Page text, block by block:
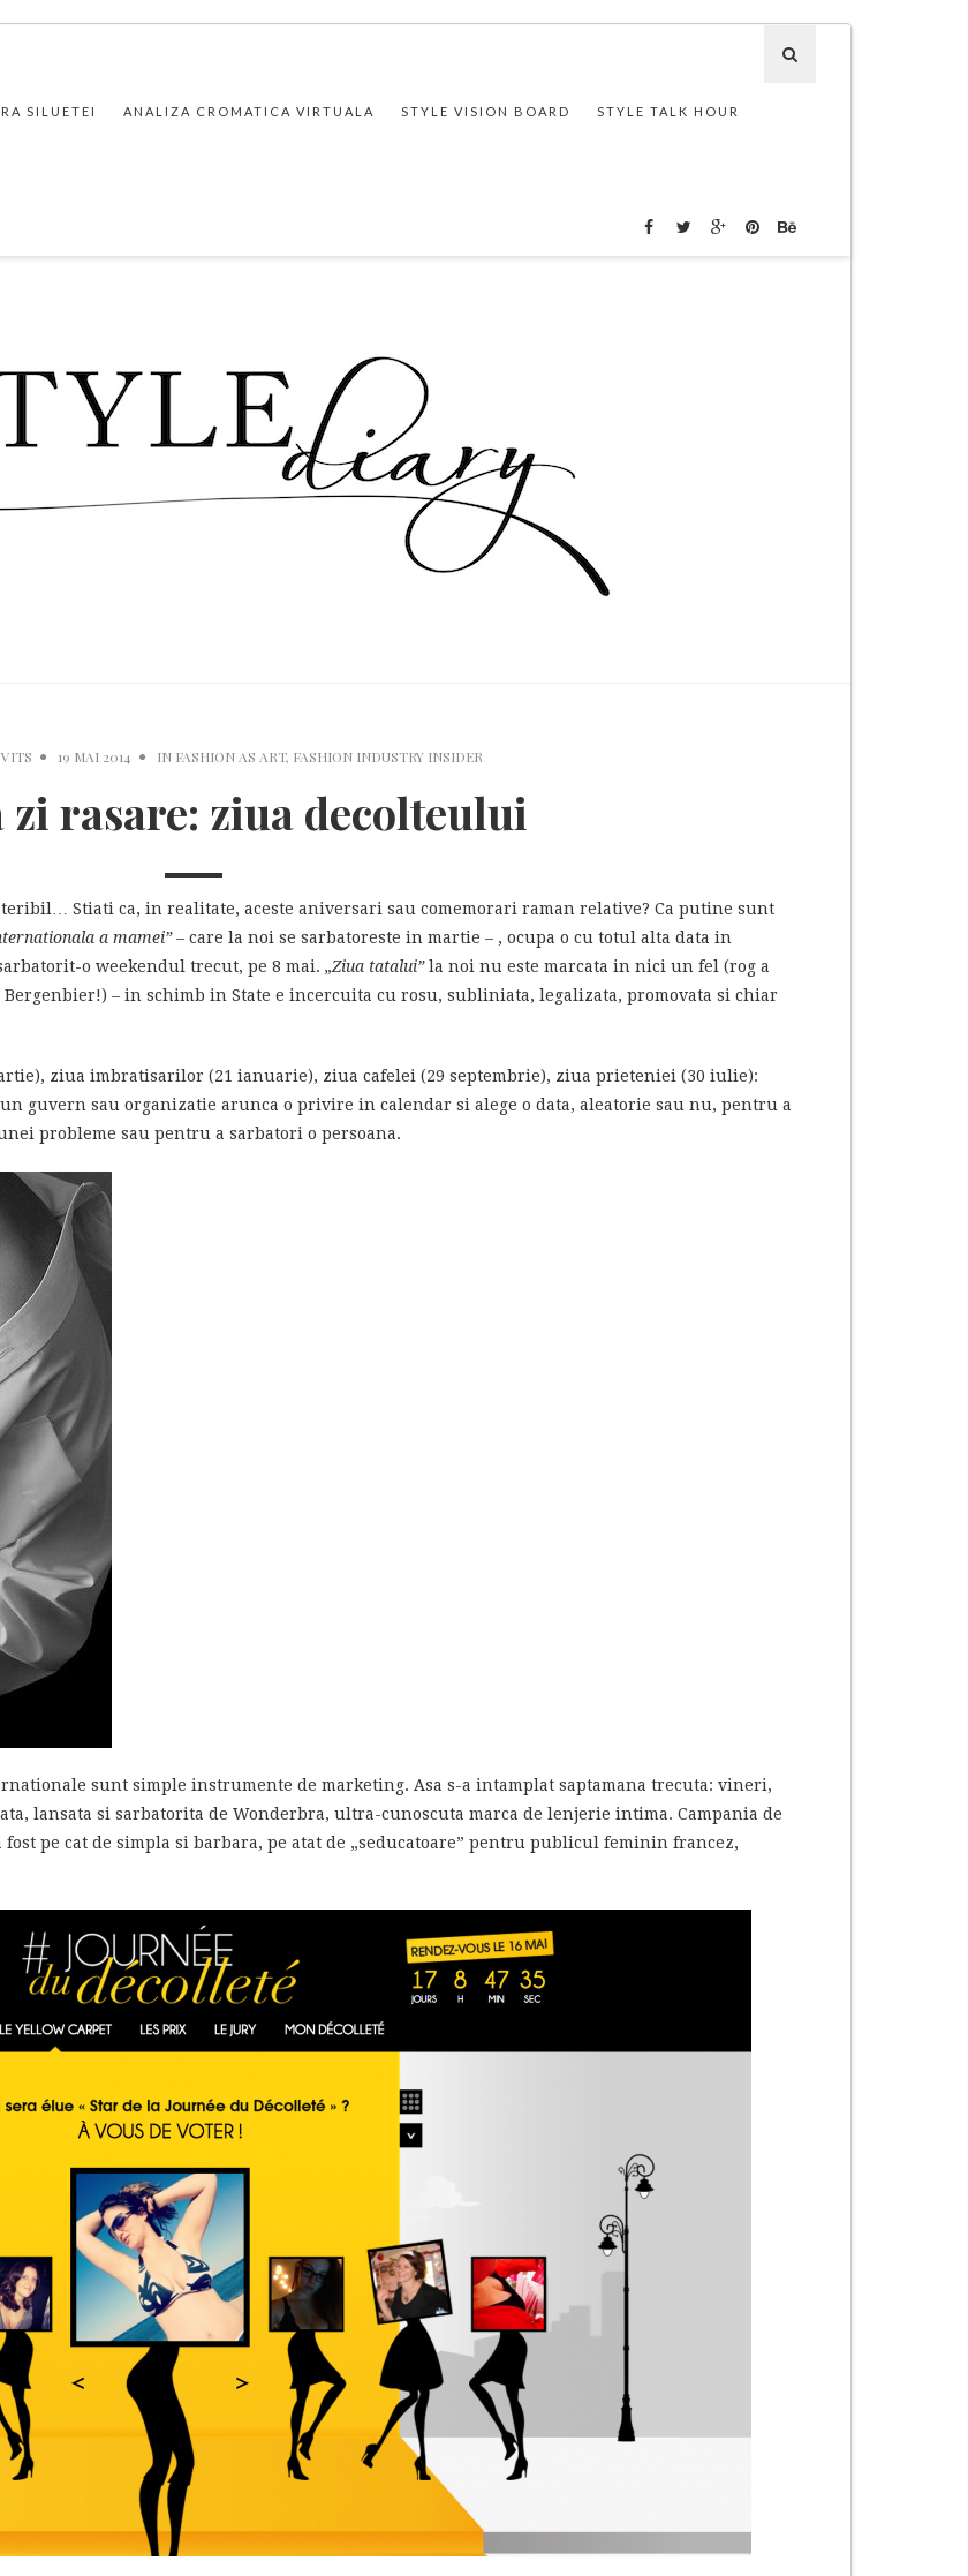
SILUETEI ANALIZA CROMATICA VIRTUALA STYLE VISION BOARD STYLE TALK HOUR
19 MAI 2014 IN FASHION AS ART, FASHION INDUSTRY INSIDER
zi rasare: ziua decolteului
Stiati ca, in realitate, aceste aniversari sau comemorari raman relative? Ca putine sunt
a mamei”– care la noi se sarbatoreste in martie – , ocupa o cu totul alta data in
o weekendul trecut, pe 8 mai. „Ziua tatalui”la noi nu este marcata in nici un fel (rog a
Bergenbier!) – in schimb in State e incercuita cu rosu, subliniata, legalizata, promovata si chiar
ziua imbratisarilor (21 ianuarie), ziua cafelei (29 septembrie), ziua prieteniei (30 iulie):
guvern sau organizatie arunca o privire in calendar si alege o data, aleatorie sau nu, pentru a
probleme sau pentru a sarbatori o persoana.
sunt simple instrumente de marketing. Asa s-a intamplat saptamana trecuta: vineri,
lansata si sarbatorita de Wonderbra, ultra-cunoscuta marca de lenjerie intima. Campania de
pe cat de simpla si barbara, pe atat de „seducatoare” pentru publicul feminin francez,